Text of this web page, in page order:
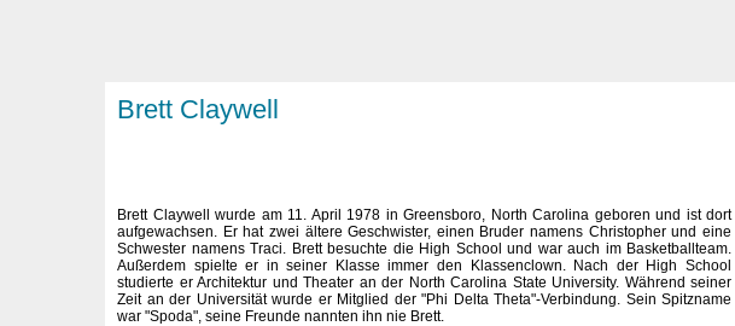
Brett Claywell
Brett Claywell wurde am 11. April 1978 in Greensboro, North Carolina geboren und ist dort
aufgewachsen. Er hat zwei ältere Geschwister, einen Bruder namens Christopher und eine
Schwester namens Traci. Brett besuchte die High School und war auch im Basketballteam.
Außerdem spielte er in seiner Klasse immer den Klassenclown. Nach der High School
studierte er Architektur und Theater an der North Carolina State University. Während seiner
Zeit an der Universität wurde er Mitglied der "Phi Delta Theta"-Verbindung. Sein Spitzname
war "Spoda", seine Freunde nannten ihn nie Brett.